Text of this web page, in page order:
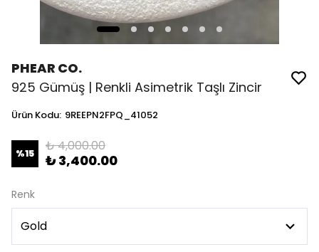
PHEAR CO.
925 Gümüş | Renkli Asimetrik Taşlı Zincir
Ürün Kodu: 9REEPN2FPQ_41052
%15 ₺ 4,000.00
₺ 3,400.00
Renk